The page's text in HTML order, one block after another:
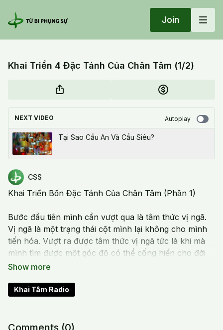
Join
Khai Triển 4 Đặc Tánh Của Chân Tâm (1/2)
NEXT VIDEO Autoplay
Tại Sao Cầu An Và Cầu Siêu?
CSS
Khai Triển Bốn Đặc Tánh Của Chân Tâm (Phần 1)
Bước đầu tiên mình cần vượt qua là tâm thức vị ngã.
Vị ngã là một trạng thái cột mình lại không cho mình
tiến hóa. Vượt ra được tâm thức vị ngã tức là khi mà
mình tìm được một góc độ có thể cống hiến cho đời
ngày càng đẹp hơn (sứ mạng). Tức là sống để đem lại
Khai Tâm Radio
Comments (0)